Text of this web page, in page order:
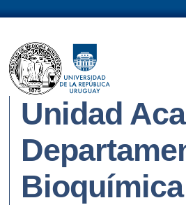
Unidad
Bioquímica